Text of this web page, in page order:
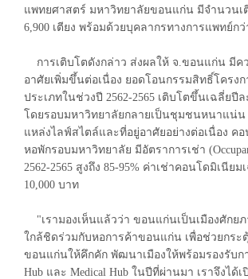
แพทยศาสตร์ มหาวิทยาลัยขอนแก่น มีจำนวนเ
6,900 เตียง พร้อมด้วยบุคลากรทางการแพทย์กว่
การเติบโตดังกล่าว ส่งผลให้ จ.ขอนแก่น มีค
อาศัยเพิ่มขึ้นต่อเนื่อง ยอดโอนกรรมสิทธิ์โครง
ประเภทในช่วงปี 2562-2565 เติบโตขึ้นเฉลี่ยปี
โดยรอบมหาวิทยาลัยกลายเป็นชุมชนหนาแน่น
แหล่งไลฟ์สไตล์และที่อยู่อาศัยอย่างต่อเนื่อง ค
หอพักรอบมหาวิทยาลัย มีอัตราการเช่า
2562-2565 สูงถึง 85-95% ค่าเช่าคอนโดมิเนียม
10,000 บาท
"เรามองเห็นแล้วว่า ขอนแก่นเป็นเมืองศักยภ
ใกล้ชิดร่วมกับหอการค้าขอนแก่น เพื่อช่วยกระ
ขอนแก่นให้คึกคัก พัฒนาเมืองให้พร้อมรองรับกา
Hub และ Medical Hub ในปีที่ผ่านมา เราจึงได้